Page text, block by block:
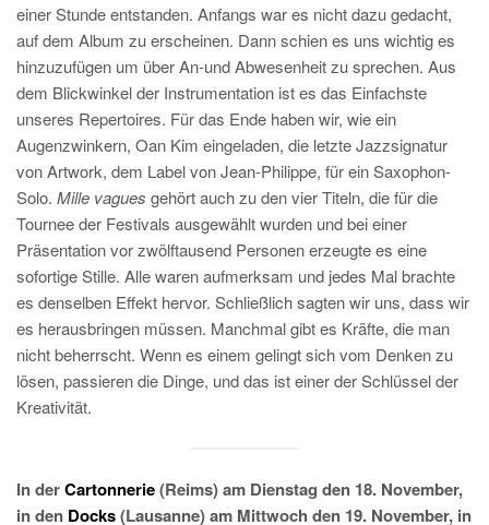
einer Stunde entstanden. Anfangs war es nicht dazu gedacht,
auf dem Album zu erscheinen. Dann schien es uns wichtig es
hinzuzufügen um über An-und Abwesenheit zu sprechen. Aus
dem Blickwinkel der Instrumentation ist es das Einfachste
unseres Repertoires. Für das Ende haben wir, wie ein
Augenzwinkern, Oan Kim eingeladen, die letzte Jazzsignatur
von Artwork, dem Label von Jean-Philippe, für ein Saxophon-
Solo. Mille vagues gehört auch zu den vier Titeln, die für die
Tournee der Festivals ausgewählt wurden und bei einer
Präsentation vor zwölftausend Personen erzeugte es eine
sofortige Stille. Alle waren aufmerksam und jedes Mal brachte
es denselben Effekt hervor. Schließlich sagten wir uns, dass wir
es herausbringen müssen. Manchmal gibt es Kräfte, die man
nicht beherrscht. Wenn es einem gelingt sich vom Denken zu
lösen, passieren die Dinge, und das ist einer der Schlüssel der
Kreativität.
In derCartonnerie(Reims) am Dienstag den 18. November,
in den Docks(Lausanne) am Mittwoch den 19. November, in